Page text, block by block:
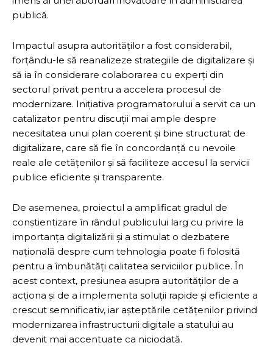
publică.
Impactul asupra autorităților a fost considerabil,
forțându-le să reanalizeze strategiile de digitalizare și
să ia în considerare colaborarea cu experți din
sectorul privat pentru a accelera procesul de
modernizare. Inițiativa programatorului a servit ca un
catalizator pentru discuții mai ample despre
necesitatea unui plan coerent și bine structurat de
digitalizare, care să fie în concordanță cu nevoile
reale ale cetățenilor și să faciliteze accesul la servicii
publice eficiente și transparente.
De asemenea, proiectul a amplificat gradul de
conștientizare în rândul publicului larg cu privire la
importanța digitalizării și a stimulat o dezbatere
națională despre cum tehnologia poate fi folosită
pentru a îmbunătăți calitatea serviciilor publice. În
acest context, presiunea asupra autorităților de a
acționa și de a implementa soluții rapide și eficiente a
crescut semnificativ, iar așteptările cetățenilor privind
modernizarea infrastructurii digitale a statului au
devenit mai accentuate ca niciodată.